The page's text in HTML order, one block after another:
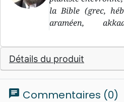
la Bible (grec,
araméen,
l'archéologie
donne des
Impliqué dans
traduction de la
obtenu son
Détails du produit
chat Commentaires (0)